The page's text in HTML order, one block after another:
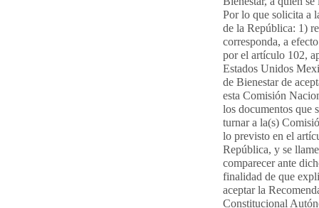
Por lo que solicita a
de la República: 1)
corresponda, a
por el artículo 102,
Estados Unidos
de Bienestar de
esta Comisión
los documentos que
turnar a la(s)
lo previsto en el
República, y se
comparecer ante
finalidad de que
aceptar la
Constitucional